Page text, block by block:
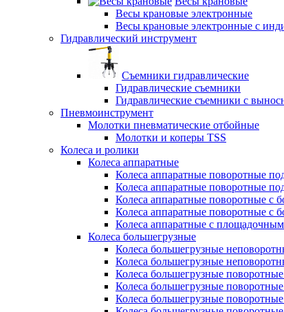
Весы крановые электронные
Весы крановые электронные с
Гидравлический инструмент
Съемники гидравлические
Гидравлические съемники
Гидравлические cъемники с
Пневмоинструмент
Молотки пневматические отбойные
Молотки и коперы TSS
Колеса и ролики
Колеса аппаратные
Колеса аппаратные поворотные
Колеса аппаратные поворотные
Колеса аппаратные поворотные с
Колеса аппаратные поворотные с
Колеса аппаратные с
Колеса большегрузные
Колеса большегрузные
Колеса большегрузные
Колеса большегрузные
Колеса большегрузные
Колеса большегрузные